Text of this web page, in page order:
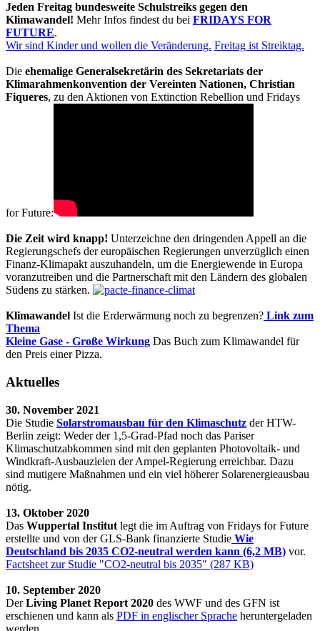
Jeden Freitag bundesweite Schulstreiks gegen den
Klimawandel! Mehr Infos findest du bei FRIDAYS FOR
FUTURE.
Wir sind Kinder und wollen die Veränderung. Freitag ist Streiktag.
Die ehemalige Generalsekretärin des Sekretariats der
Klimarahmenkonvention der Vereinten Nationen, Christian
Fiqueres, zu den Aktionen von Extinction Rebellion und Fridays
for Future:
Die Zeit wird knapp! Unterzeichne den dringenden Appell an die
Regierungschefs der europäischen Regierungen unverzüglich einen
Finanz-Klimapakt auszuhandeln, um die Energiewende in Europa
voranzutreiben und die Partnerschaft mit den Ländern des globalen
Südens zu stärken.
Klimawandel Ist die Erderwärmung noch zu begrenzen? Link zum
Thema
Kleine Gase - Große Wirkung Das Buch zum Klimawandel für
den Preis einer Pizza.
Aktuelles
30. November 2021
Die Studie Solarstromausbau für den Klimaschutz der HTW-
Berlin zeigt: Weder der 1,5-Grad-Pfad noch das Pariser
Klimaschutzabkommen sind mit den geplanten Photovoltaik- und
Windkraft-Ausbauzielen der Ampel-Regierung erreichbar. Dazu
sind mutigere Maßnahmen und ein viel höherer Solarenergieausbau
nötig.
13. Oktober 2020
Das Wuppertal Institut legt die im Auftrag von Fridays for Future
erstellte und von der GLS-Bank finanzierte Studie Wie
Deutschland bis 2035 CO2-neutral werden kann (6,2 MB) vor.
Factsheet zur Studie "CO2-neutral bis 2035" (287 KB)
10. September 2020
DerLiving Planet Report 2020 des WWF und des GFN ist
erschienen und kann als PDF in englischer Sprache heruntergeladen
werden.